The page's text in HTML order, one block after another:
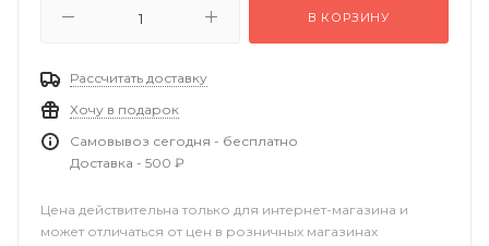
В КОРЗИНУ
Рассчитать доставку
Хочу в подарок
Самовывоз сегодня - бесплатно
Доставка - 500 ₽
Цена действительна только для интернет-магазина и
может отличаться от цен в розничных магазинах